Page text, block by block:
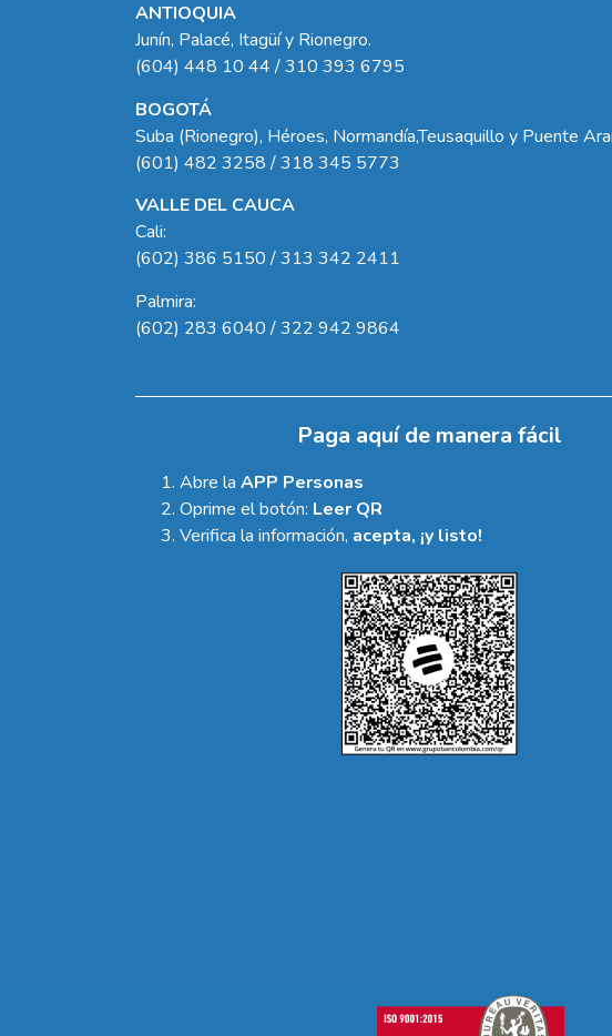
ANTIOQUIA
Junín, Palacé, Itagüí y Rionegro.
(604) 448 10 44 / 310 393 6795
BOGOTÁ
Suba (Rionegro), Héroes, Normandía,Teusaquillo y Puente
(601) 482 3258 / 318 345 5773
VALLE DEL CAUCA
Cali:
(602) 386 5150 / 313 342 2411
Palmira:
(602) 283 6040 / 322 942 9864
Paga aquí de manera fácil
Abre la APP Personas
Oprime el botón: Leer QR
Verifica la información, acepta, ¡y listo!